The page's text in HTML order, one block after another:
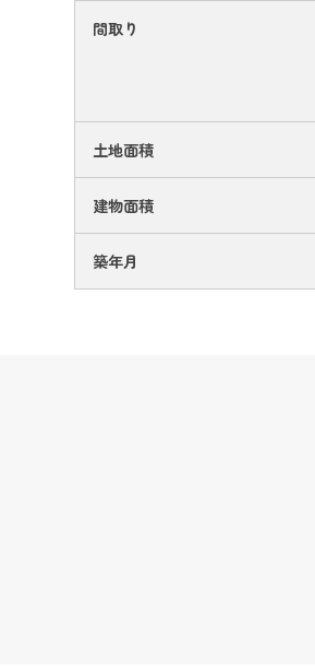
間取り
土地面積
建物面積
築年月